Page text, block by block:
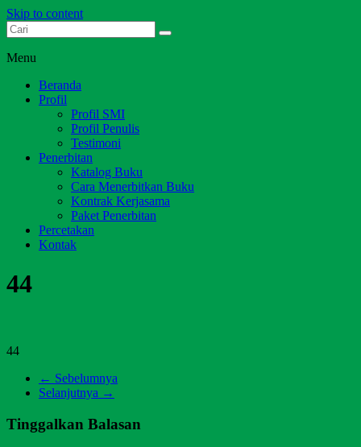
Skip to content
Dari Jambi untuk Indonesia
Menu
Beranda
Profil
Profil SMI
Profil Penulis
Testimoni
Penerbitan
Katalog Buku
Cara Menerbitkan Buku
Kontrak Kerjasama
Paket Penerbitan
Percetakan
Kontak
44
44
← Sebelumnya
Selanjutnya →
Tinggalkan Balasan